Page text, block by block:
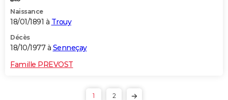
Naissance
18/01/1891 à Trouy
Décès
18/10/1977 à Senneçay
Famille PREVOST
1 2